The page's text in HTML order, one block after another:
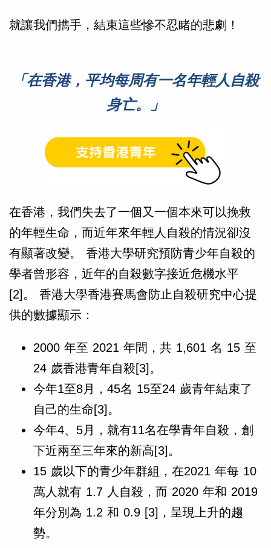
就讓我們擕手，結束這些慘不忍睹的悲劇！
「在香港，平均每周有一名年輕人自殺
身亡。」
在香港，我們失去了一個又一個本來可以挽救
的年輕生命，而近年來年輕人自殺的情況卻沒
有顯著改變。 香港大學研究預防青少年自殺的
學者曾形容，近年的自殺數字接近危機水平
[2]。 香港大學香港賽馬會防止自殺研究中心提
供的數據顯示：
2000 年至 2021 年間，共 1,601 名 15 至
24 歲香港青年自殺[3]。
今年1至8月，45名 15至24 歲青年結束了
自己的生命[3]。
今年4、5月，就有11名在學青年自殺，創
下近兩至三年來的新高[3]。
15 歲以下的青少年群組，在2021 年每 10
萬人就有 1.7 人自殺，而 2020 年和 2019
年分別為 1.2 和 0.9 [3]，呈現上升的趨
勢。